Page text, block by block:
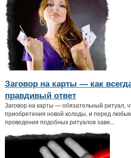
Заговор на карты — как
правдивый ответ
Заговор на карты — обязательный ритуал,
приобретения новой колоды, и перед
проведения подобных ритуалов зави...